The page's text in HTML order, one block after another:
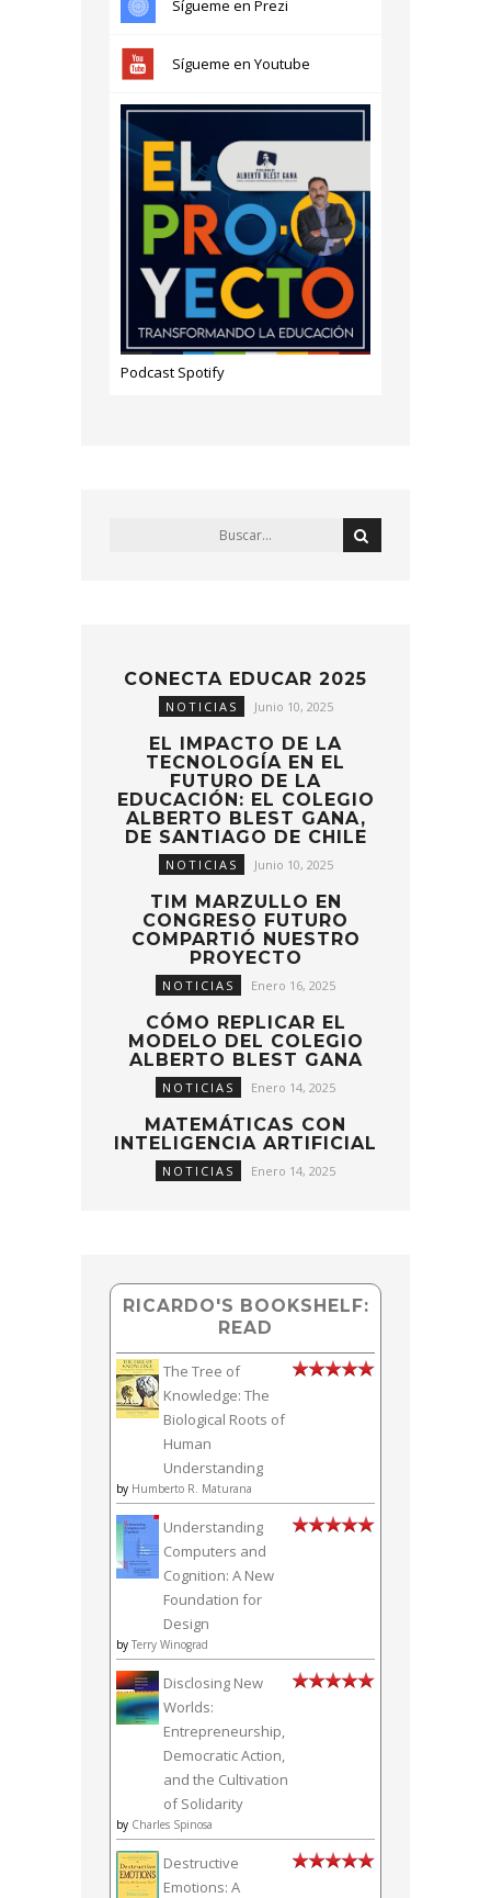
Sígueme en Prezi
Sígueme en Youtube
Podcast Spotify
CONECTA EDUCAR 2025
NOTICIAS Junio 10, 2025
EL IMPACTO DE LA
TECNOLOGÍA EN EL
FUTURO DE LA
EDUCACIÓN: EL COLEGIO
ALBERTO BLEST GANA,
DE SANTIAGO DE CHILE
NOTICIAS Junio 10, 2025
TIM MARZULLO EN
CONGRESO FUTURO
COMPARTIÓ NUESTRO
PROYECTO
NOTICIAS Enero 16, 2025
CÓMO REPLICAR EL
MODELO DEL COLEGIO
ALBERTO BLEST GANA
NOTICIAS Enero 14, 2025
MATEMÁTICAS CON
INTELIGENCIA ARTIFICIAL
NOTICIAS Enero 14, 2025
RICARDO'S BOOKSHELF:
READ
The Tree of
Knowledge: The
Biological Roots of
Human
Understanding
by Humberto R. Maturana
Understanding
Computers and
Cognition: A New
Foundation for
Design
by Terry Winograd
Disclosing New
Worlds:
Entrepreneurship,
Democratic Action,
and the Cultivation
of Solidarity
by Charles Spinosa
Destructive
Emotions: A